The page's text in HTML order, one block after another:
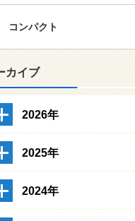
コンパクト
カイブ
2026年
2025年
2024年